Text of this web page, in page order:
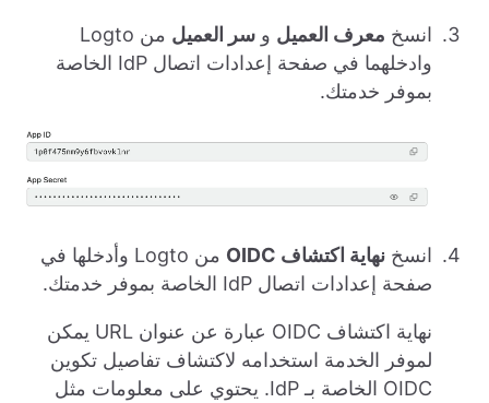
انسخ معرف العميل و سر العميل
من Logto
وادخلهما في صفحة إعدادات اتصال IdP الخاصة
بموفر خدمتك.
انسخ نهاية اكتشاف OIDC
من Logto وأدخلها في
صفحة إعدادات اتصال IdP الخاصة بموفر خدمتك.
نهاية اكتشاف OIDC عبارة عن عنوان URL يمكن
لموفر الخدمة استخدامه لاكتشاف تفاصيل تكوين
OIDC الخاصة بـ IdP. يحتوي على معلومات مثل